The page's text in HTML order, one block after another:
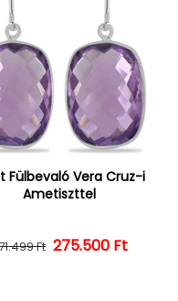
Fülbevaló Vera Cruz-i
Ametiszttel
Normál ár
Ft Kedvezményes ár
275.500 Ft